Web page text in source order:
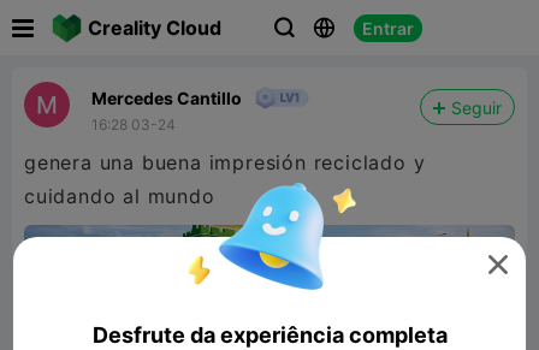
Creality Cloud   Entrar
Mercedes Cantillo
16:28 03-24
Seguir
genera una buena impresión reciclado y
cuidando al mundo

Desfrute da experiência completa